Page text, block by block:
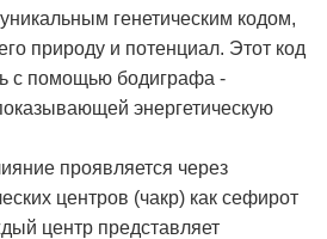
генетическим кодом,
природу и потенциал. Этот код
с помощью бодиграфа -
энергетическую
проявляется через
центров (чакр) как сефирот
центр представляет